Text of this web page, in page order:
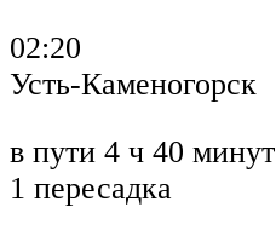
02:20
Усть-Каменогорск
в пути 4 ч 40 минут
1 пересадка